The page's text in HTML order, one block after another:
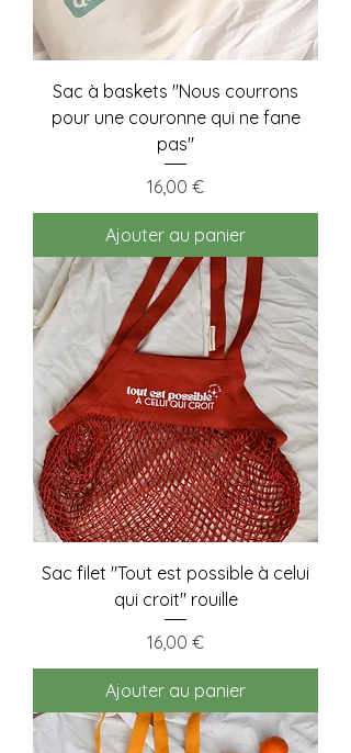
Sac à baskets "Nous courrons
pour une couronne qui ne fane
pas"
Prix
16,00 €
Ajouter au panier
Sac filet "Tout est possible à celui
qui croit" rouille
Prix
16,00 €
Ajouter au panier